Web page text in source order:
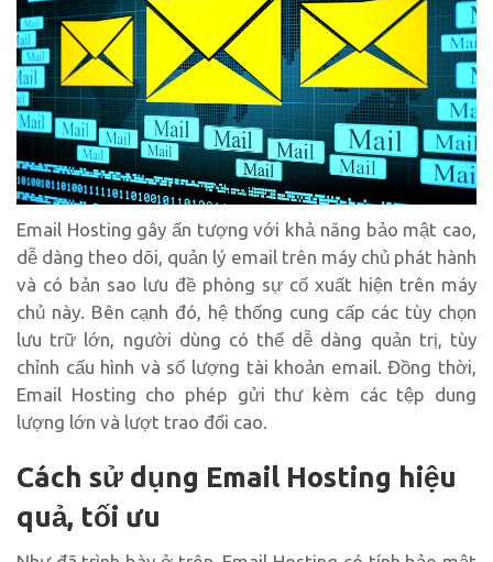
Email Hosting gây ấn tượng với khả năng bảo mật cao,
dễ dàng theo dõi, quản lý email trên máy chủ phát hành
và có bản sao lưu đề phòng sự cố xuất hiện trên máy
chủ này. Bên cạnh đó, hệ thống cung cấp các tùy chọn
lưu trữ lớn, người dùng có thể dễ dàng quản trị, tùy
chỉnh cấu hình và số lượng tài khoản email. Đồng thời,
Email Hosting cho phép gửi thư kèm các tệp dung
lượng lớn và lượt trao đổi cao.
Cách sử dụng Email Hosting hiệu
quả, tối ưu